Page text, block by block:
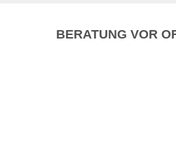
BERATUNG VOR